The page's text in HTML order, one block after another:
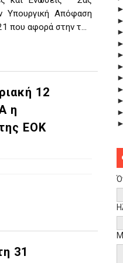
Υπουργική Απόφαση
που αφορά στην τ...
12
η
ΕΟΚ
31